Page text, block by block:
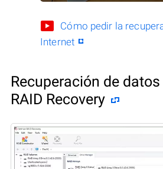
Cómo pedir la
Internet
Recuperación de
RAID Recovery